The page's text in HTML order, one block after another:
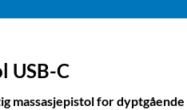
USB-C
massasjepistol for dyptgående